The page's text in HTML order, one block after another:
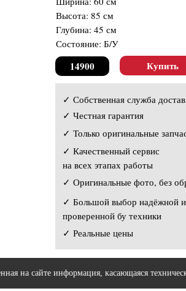
Высота: 85 см
Глубина: 45 см
Состояние: Б/У
Купить
14900
✓ Собственная служба
✓ Честная гарантия
✓ Только оригинальные
✓ Качественный сервис
на всех этапах работы
✓ Оригинальные фото, без
✓ Большой выбор надёжной и
проверенной бу техники
✓ Реальные цены
на сайте информация, касающаяся